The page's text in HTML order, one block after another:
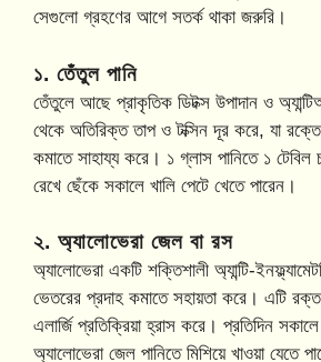
সেগুলো গ্রহণের আগে সতর্ক থাকা জরুরি।
১. তেঁতুল পানি
তেঁতুলে আছে প্রাকৃতিক ডিটক্স উপাদান ও
থেকে অতিরিক্ত তাপ ও টক্সিন দূর করে, যা রক্তে
কমাতে সাহায্য করে। ১ গ্লাস পানিতে ১ টেবিল
রেখে ছেঁকে সকালে খালি পেটে খেতে পারেন।
২. অ্যালোভেরা জেল বা রস
অ্যালোভেরা একটি শক্তিশালী অ্যান্টি-
ভেতরের প্রদাহ কমাতে সহায়তা করে। এটি
এলার্জি প্রতিক্রিয়া হ্রাস করে। প্রতিদিন
অ্যালোভেরা জেল পানিতে মিশিয়ে খাওয়া যেতে